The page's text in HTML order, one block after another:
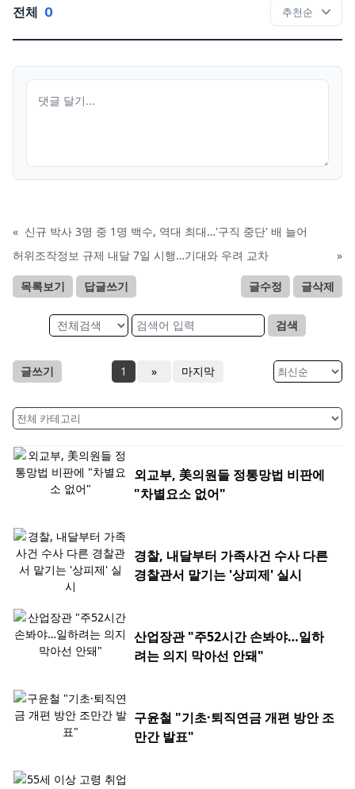
전체 0
« 신규 박사 3명 중 1명 백수, 역대 최대…'구직 중단' 배 늘어
허위조작정보 규제 내달 7일 시행…기대와 우려 교차
»
목록보기 답글쓰기 글수정 글삭제
검색
글쓰기 1 » 마지막
외교부, 美의원들 정통망법 비판에
"차별요소 없어"
경찰, 내달부터 가족사건 수사 다른
경찰관서 맡기는 '상피제' 실시
산업장관 "주52시간 손봐야…일하
려는 의지 막아선 안돼"
구윤철 "기초·퇴직연금 개편 방안 조
만간 발표"